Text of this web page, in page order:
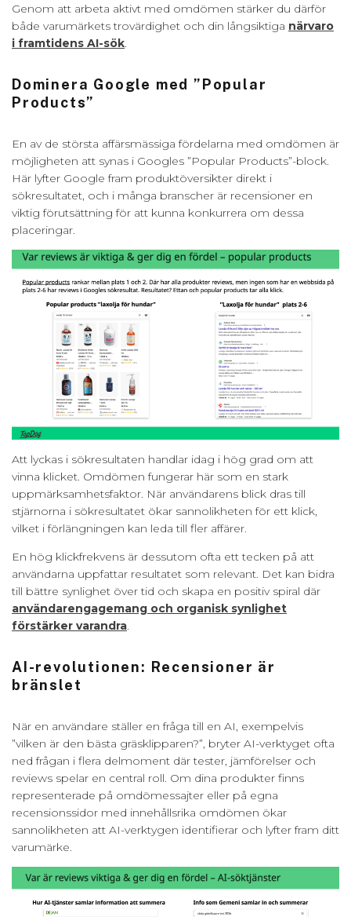
Genom att arbeta aktivt med omdömen stärker du därför
både varumärkets trovärdighet och din långsiktiga närvaro
i framtidens AI-sök.
Dominera Google med ”Popular
Products”
En av de största affärsmässiga fördelarna med omdömen är
möjligheten att synas i Googles ”Popular Products”-block.
Här lyfter Google fram produktöversikter direkt i
sökresultatet, och i många branscher är recensioner en
viktig förutsättning för att kunna konkurrera om dessa
placeringar.
Att lyckas i sökresultaten handlar idag i hög grad om att
vinna klicket. Omdömen fungerar här som en stark
uppmärksamhetsfaktor. När användarens blick dras till
stjärnorna i sökresultatet ökar sannolikheten för ett klick,
vilket i förlängningen kan leda till fler affärer.
En hög klickfrekvens är dessutom ofta ett tecken på att
användarna uppfattar resultatet som relevant. Det kan bidra
till bättre synlighet över tid och skapa en positiv spiral där
användarengagemang och organisk synlighet
förstärker varandra.
AI-revolutionen: Recensioner är
bränslet
När en användare ställer en fråga till en AI, exempelvis
”vilken är den bästa gräsklipparen?”, bryter AI-verktyget ofta
ned frågan i flera delmoment där tester, jämförelser och
reviews spelar en central roll. Om dina produkter finns
representerade på omdömessajter eller på egna
recensionssidor med innehållsrika omdömen ökar
sannolikheten att AI-verktygen identifierar och lyfter fram ditt
varumärke.